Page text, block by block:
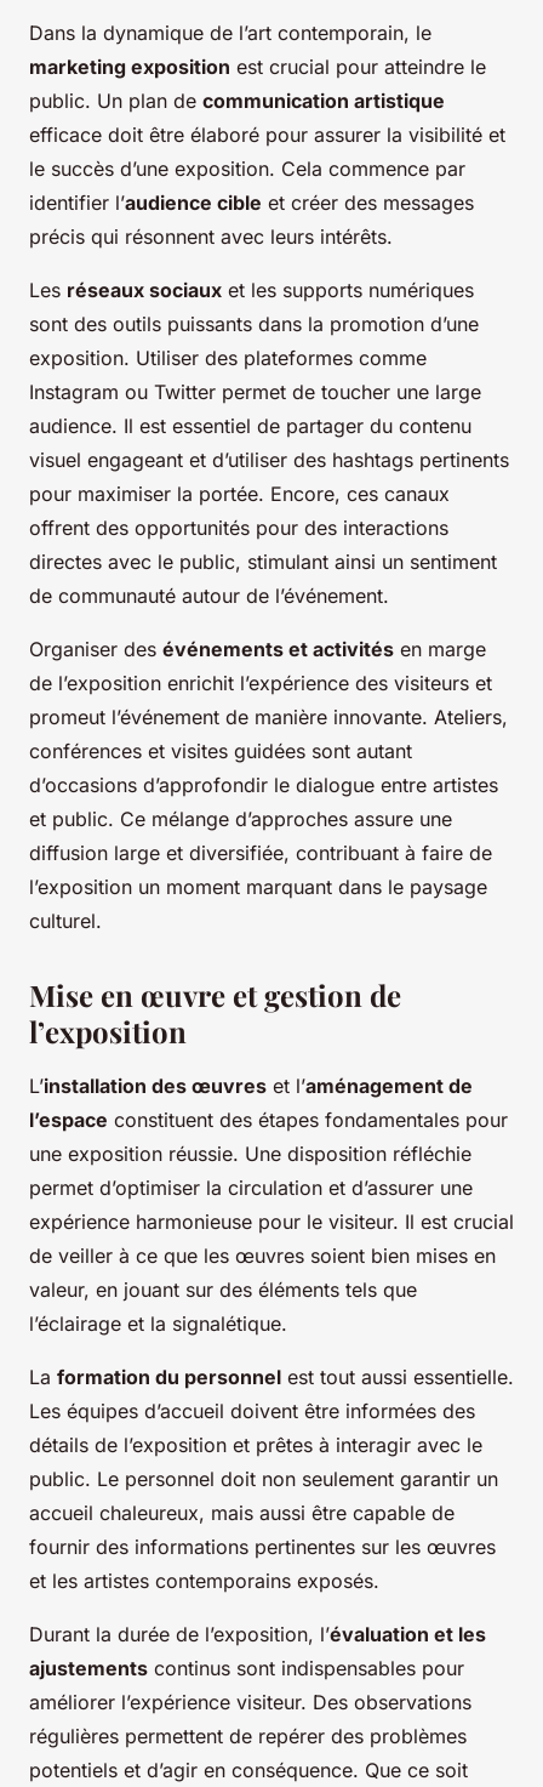
Dans la dynamique de l’art contemporain, le
marketing exposition est crucial pour atteindre le
public. Un plan de communication artistique
efficace doit être élaboré pour assurer la visibilité et
le succès d’une exposition. Cela commence par
identifier l’audience cible et créer des messages
précis qui résonnent avec leurs intérêts.
Les réseaux sociaux et les supports numériques
sont des outils puissants dans la promotion d’une
exposition. Utiliser des plateformes comme
Instagram ou Twitter permet de toucher une large
audience. Il est essentiel de partager du contenu
visuel engageant et d’utiliser des hashtags pertinents
pour maximiser la portée. Encore, ces canaux
offrent des opportunités pour des interactions
directes avec le public, stimulant ainsi un sentiment
de communauté autour de l’événement.
Organiser des événements et activités en marge
de l’exposition enrichit l’expérience des visiteurs et
promeut l’événement de manière innovante. Ateliers,
conférences et visites guidées sont autant
d’occasions d’approfondir le dialogue entre artistes
et public. Ce mélange d’approches assure une
diffusion large et diversifiée, contribuant à faire de
l’exposition un moment marquant dans le paysage
culturel.
Mise en œuvre et gestion de
l’exposition
L’installation des œuvres et l’aménagement de
l’espace constituent des étapes fondamentales pour
une exposition réussie. Une disposition réfléchie
permet d’optimiser la circulation et d’assurer une
expérience harmonieuse pour le visiteur. Il est crucial
de veiller à ce que les œuvres soient bien mises en
valeur, en jouant sur des éléments tels que
l’éclairage et la signalétique.
La formation du personnel est tout aussi essentielle.
Les équipes d’accueil doivent être informées des
détails de l’exposition et prêtes à interagir avec le
public. Le personnel doit non seulement garantir un
accueil chaleureux, mais aussi être capable de
fournir des informations pertinentes sur les œuvres
et les artistes contemporains exposés.
Durant la durée de l’exposition, l’évaluation et les
ajustements continus sont indispensables pour
améliorer l’expérience visiteur. Des observations
régulières permettent de repérer des problèmes
potentiels et d’agir en conséquence. Que ce soit